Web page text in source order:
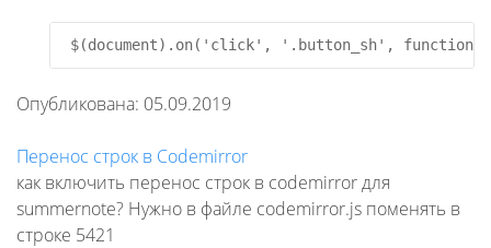
$(document).on('click', '.button_sh',
Опубликована: 05.09.2019
Перенос строк в Codemirror
как включить перенос строк в codemirror для
summernote? Нужно в файле codemirror.js поменять в
строке 5421